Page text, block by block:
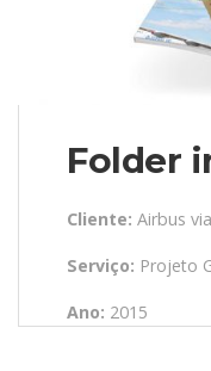
Folder
Cliente: Airbus
Serviço: Projeto
Ano: 2015